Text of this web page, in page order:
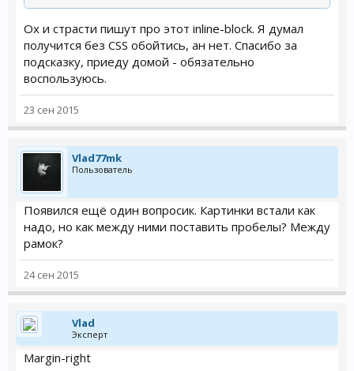
Ох и страсти пишут про этот inline-block. Я думал
получится без CSS обойтись, ан нет. Спасибо за
подсказку, приеду домой - обязательно
воспользуюсь.
23 сен 2015
Vlad77mk
Пользователь
Появился ещё один вопросик. Картинки встали как
надо, но как между ними поставить пробелы? Между
рамок?
24 сен 2015
Vlad
Эксперт
Margin-right